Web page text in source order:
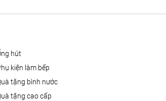
ống hút
phụ kiện làm bếp
quà tặng bình nước
quà tặng cao cấp